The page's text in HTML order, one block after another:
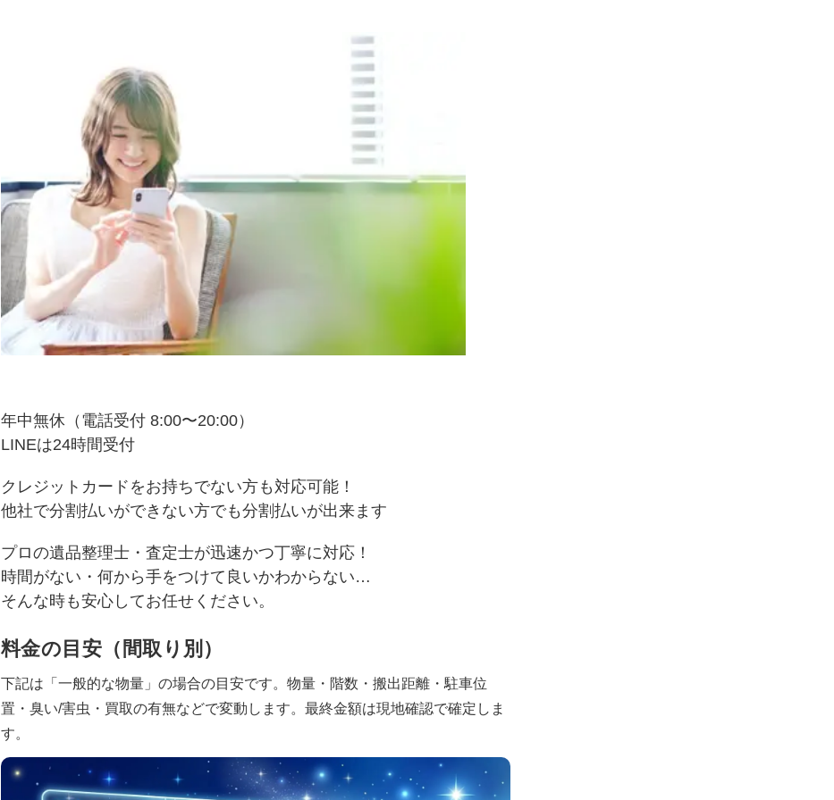
年中無休（電話受付 8:00〜20:00）
LINEは24時間受付
クレジットカードをお持ちでない方も対応可能！
他社で分割払いができない方でも分割払いが出来ます
プロの遺品整理士・査定士が迅速かつ丁寧に対応！
時間がない・何から手をつけて良いかわからない…
そんな時も安心してお任せください。
料金の目安（間取り別）
下記は「一般的な物量」の場合の目安です。物量・階数・搬出距離・駐車位
置・臭い/害虫・買取の有無などで変動します。最終金額は現地確認で確定しま
す。